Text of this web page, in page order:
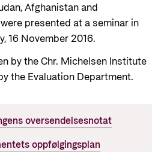
Afghanistan and
presented at a seminar in
16 November 2016.
by the Chr. Michelsen Institute
the Evaluation Department.
oversendelsesnotat
oppfølgingsplan